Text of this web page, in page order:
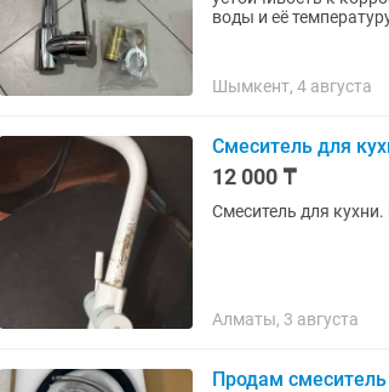
воды и её
Шымкент, 4 августа
Смеситель для
12 000 ₸
Смеситель для
Алматы, 3 августа
Продам